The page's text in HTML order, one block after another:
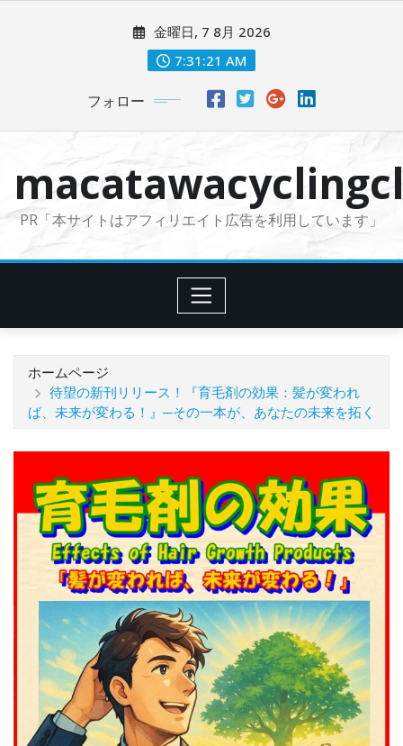
に
金曜日, 7 8月 2026
7:31:23 AM
フォロー
PR「本サイトはアフィリエイト広告を利用しています」
ホームページ
待望の新刊リリース！『育毛剤の効果：髪が変われ
ば、未来が変わる！』─その一本が、あなたの未来を拓く